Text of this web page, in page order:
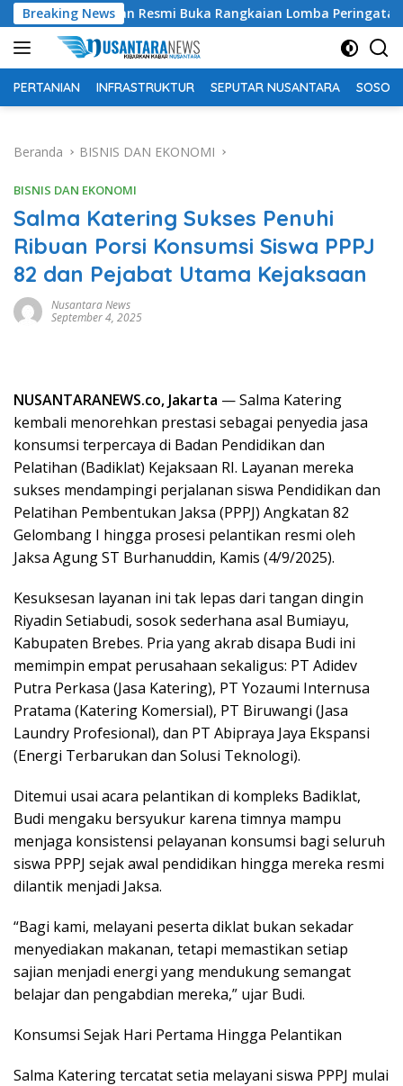
Langsung
ke
konten
Breaking News
Resmi Buka Rangkaian Lomba Peringatan HUT RI ke-81
PERTANIAN INFRASTRUKTUR SEPUTAR NUSANTARA SOSOK
Beranda BISNIS DAN EKONOMI
BISNIS DAN EKONOMI
Salma Katering Sukses Penuhi
Ribuan Porsi Konsumsi Siswa PPPJ
82 dan Pejabat Utama Kejaksaan
Nusantara News
September 4, 2025
NUSANTARANEWS.co, Jakarta — Salma Katering
kembali menorehkan prestasi sebagai penyedia jasa
konsumsi terpercaya di Badan Pendidikan dan
Pelatihan (Badiklat) Kejaksaan RI. Layanan mereka
sukses mendampingi perjalanan siswa Pendidikan dan
Pelatihan Pembentukan Jaksa (PPPJ) Angkatan 82
Gelombang I hingga prosesi pelantikan resmi oleh
Jaksa Agung ST Burhanuddin, Kamis (4/9/2025).
Kesuksesan layanan ini tak lepas dari tangan dingin
Riyadin Setiabudi, sosok sederhana asal Bumiayu,
Kabupaten Brebes. Pria yang akrab disapa Budi ini
memimpin empat perusahaan sekaligus: PT Adidev
Putra Perkasa (Jasa Katering), PT Yozaumi Internusa
Pratama (Katering Komersial), PT Biruwangi (Jasa
Laundry Profesional), dan PT Abipraya Jaya Ekspansi
(Energi Terbarukan dan Solusi Teknologi).
Ditemui usai acara pelantikan di kompleks Badiklat,
Budi mengaku bersyukur karena timnya mampu
menjaga konsistensi pelayanan konsumsi bagi seluruh
siswa PPPJ sejak awal pendidikan hingga mereka resmi
dilantik menjadi Jaksa.
“Bagi kami, melayani peserta diklat bukan sekadar
menyediakan makanan, tetapi memastikan setiap
sajian menjadi energi yang mendukung semangat
belajar dan pengabdian mereka,” ujar Budi.
Konsumsi Sejak Hari Pertama Hingga Pelantikan
Salma Katering tercatat setia melayani siswa PPPJ mulai